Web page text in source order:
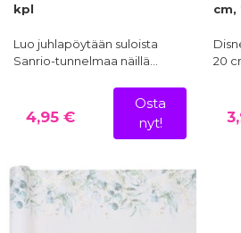
kpl
Luo juhlapöytään suloista
Sanrio-tunnelmaa näillä…
4,95 €
Osta
nyt!
cm,
20